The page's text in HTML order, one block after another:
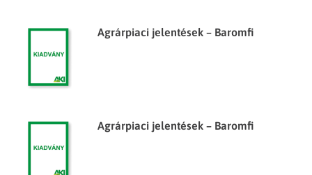
Agrárpiaci jelentések – Baromfi
Agrárpiaci jelentések – Baromfi